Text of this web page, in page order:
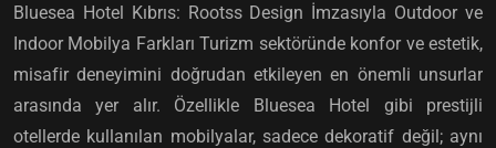
Bluesea Hotel Kıbrıs: Rootss Design İmzasıyla Outdoor ve
Indoor Mobilya Farkları Turizm sektöründe konfor ve estetik,
misafir deneyimini doğrudan etkileyen en önemli unsurlar
arasında yer alır. Özellikle Bluesea Hotel gibi prestijli
otellerde kullanılan mobilyalar, sadece dekoratif değil; aynı